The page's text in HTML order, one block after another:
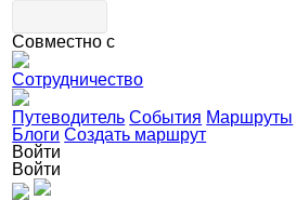
Совместно с
Сотрудничество
Путеводитель События Маршруты
Блоги Создать маршрут
Войти
Войти